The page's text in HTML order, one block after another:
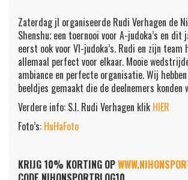
Zaterdag jl organiseerde Rudi Verhagen de
Shenshu; een toernooi voor A-judoka’s en dit
eerst ook voor VI-judoka’s. Rudi en zijn team
allemaal perfect voor elkaar. Mooie
ambiance en perfecte organisatie. Wij
beeldjes gemaakt die de deelnemers konden
Verdere info: S.I. Rudi Verhagen klik HIER
Foto’s: HuHaFoto
KRIJG 10% KORTING OP